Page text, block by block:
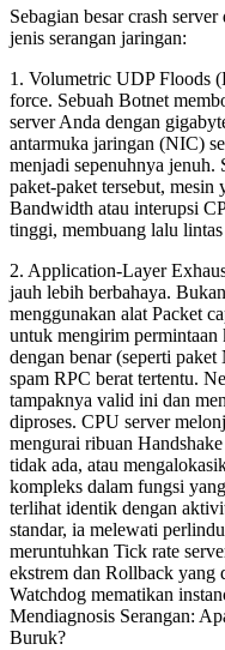
Sebagian besar crash
jenis serangan jaringan:
1. Volumetric UDP Floods
force. Sebuah Botnet
server Anda dengan
antarmuka jaringan (NIC)
menjadi sepenuhnya jenuh.
paket-paket tersebut, mesin
Bandwidth atau interupsi
tinggi, membuang lalu
2. Application-Layer
jauh lebih berbahaya.
menggunakan alat Packet
untuk mengirim
dengan benar (seperti paket
spam RPC berat tertentu.
tampaknya valid ini dan
diproses. CPU server
mengurai ribuan
tidak ada, atau
kompleks dalam fungsi
terlihat identik dengan
standar, ia melewati
meruntuhkan Tick rate
ekstrem dan Rollback yang
Watchdog mematikan
Mendiagnosis Serangan:
Buruk?